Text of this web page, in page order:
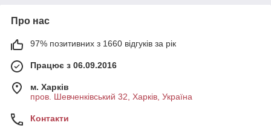
Про нас
97% позитивних з 1660 відгуків за рік
Працює з 06.09.2016
м. Харків
пров. Шевченківський 32, Харків, Україна
Контакти